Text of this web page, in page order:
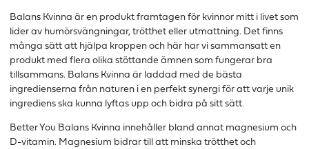
Balans Kvinna är en produkt framtagen för kvinnor mitt i livet som
lider av humörsvängningar, trötthet eller utmattning. Det finns
många sätt att hjälpa kroppen och här har vi sammansatt en
produkt med flera olika stöttande ämnen som fungerar bra
tillsammans. Balans Kvinna är laddad med de bästa
ingredienserna från naturen i en perfekt synergi för att varje unik
ingrediens ska kunna lyftas upp och bidra på sitt sätt.
Better You Balans Kvinna innehåller bland annat magnesium och
D-vitamin. Magnesium bidrar till att minska trötthet och